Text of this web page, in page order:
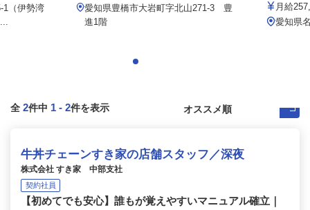
1（伊勢湾
愛知県豊橋市大岩町字北山271-3 豊
進1階
月給
愛知県
全 2件中 1 - 2件を表示
牛丼チェーンすき家の店舗スタッフ／深夜
株式会社 すき家 中部支社
契約社員
【初めてでも安心】誰もが覚えやすいマニュアル確立｜